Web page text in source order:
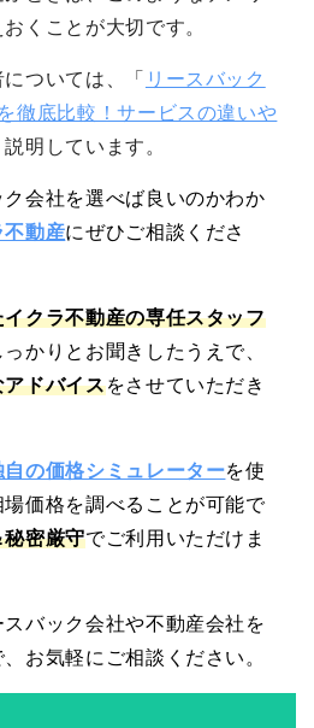
くことが大切です。
ついては、「 リースバック
徹底比較！サービスの違いや
明しています。
会社を選べば良いのかわか
不動産にぜひご相談くださ
クラ不動産の専任スタッフ
かりとお聞きしたうえで、
ドバイスをさせていただき
の価格シミュレーターを使
価格を調べることが可能で
秘密厳守でご利用いただけま
バック会社や不動産会社を
お気軽にご相談ください。